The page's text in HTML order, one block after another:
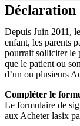
Déclaration
Depuis Juin 2011,
enfant, les parents
pourrait solliciter le
que le patient ou
d’un ou plusieurs
Compléter le
Le formulaire de
aux Acheter lasix